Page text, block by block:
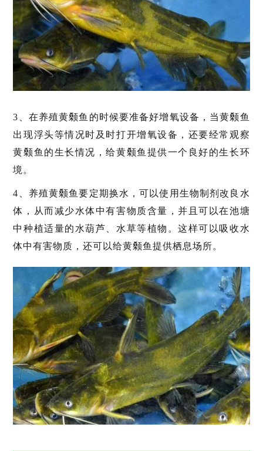
3、在养殖黄颡鱼的时候要准备好增氧设备，当黄颡鱼
出现浮头等情况时及时打开增氧设备，还要经常观察
黄颡鱼的生长情况，给黄颡鱼提供一个良好的生长环
境。
4、养殖黄颡鱼要定期换水，可以使用生物制剂改良水
体，从而减少水体中有害物质含量，并且可以在池塘
中种植适量的水葫芦、水草等植物。这样可以吸收水
体中有害物质，还可以给黄颡鱼提供栖息场所。